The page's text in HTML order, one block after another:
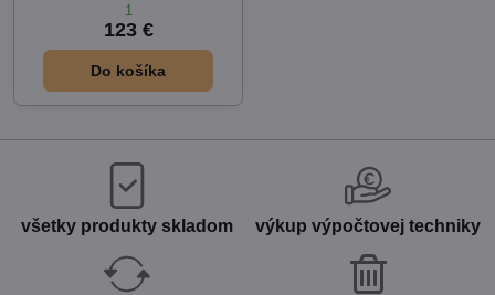
1
123 €
Do košíka
všetky produkty skladom výkup výpočtovej techniky